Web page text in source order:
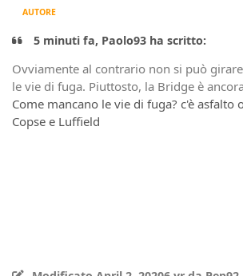
AUTORE
5 minuti fa, Paolo93 ha scritto:
Ovviamente al contrario non si può
le vie di fuga. Piuttosto, la Bridge è
Come mancano le vie di fuga? c'è asfalto
Copse e Luffield